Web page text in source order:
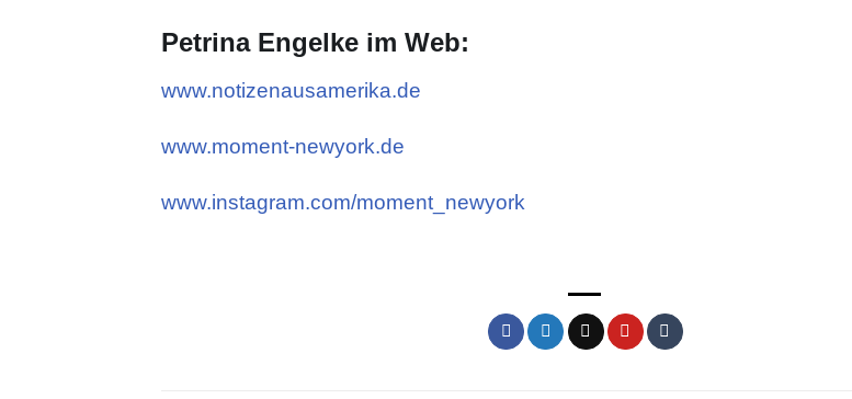
Petrina Engelke im Web:
www.notizenausamerika.de
www.moment-newyork.de
www.instagram.com/moment_newyork